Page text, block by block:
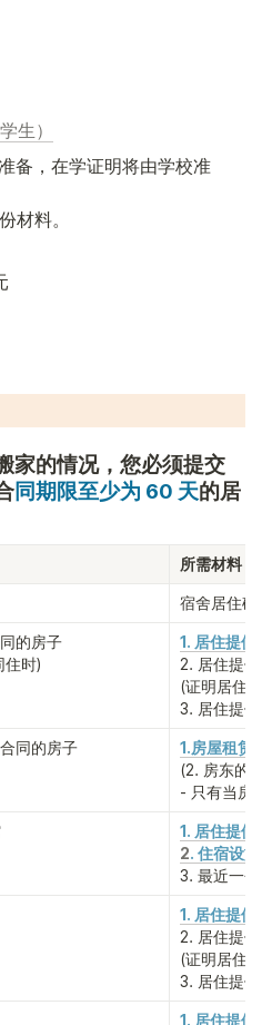
生）
备，在学证明将由学校准
材料。
家的情况，您必须提交
同期限至少为 60 天的居
所需材料
宿舍居住确
的房子
住时)
1. 居住提供
2. 居住提供
(证明居住提
3. 居住提供
同的房子
1.房屋租赁
(2. 房东的
- 只有当房
1. 居住提供
2. 住宿设施
3. 最近一个
1. 居住提供
2. 居住提供
(证明居住提
3. 居住提供
1. 居住提供